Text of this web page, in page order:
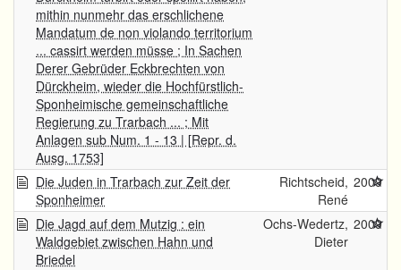
mithin nunmehr das erschlichene
Mandatum de non violando territorium
... cassirt werden müsse ; In Sachen
Derer Gebrüder Eckbrechten von
Dürckheim, wieder die Hochfürstlich-
Sponheimische gemeinschaftliche
Regierung zu Trarbach ... ; Mit
Anlagen sub Num. 1 - 13 | [Repr. d.
Ausg. 1753]
Die Juden in Trarbach zur Zeit der
Sponheimer
Richtscheid,
René
2009
Die Jagd auf dem Mutzig : ein
Waldgebiet zwischen Hahn und
Briedel
Ochs-Wedertz,
Dieter
2009